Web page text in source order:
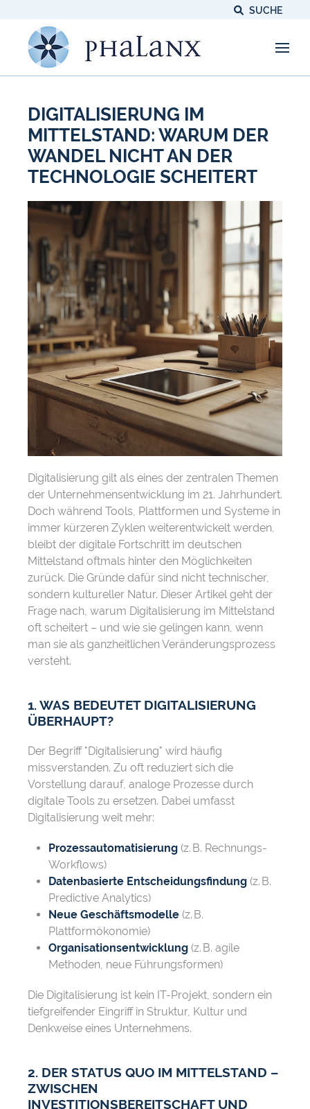
SUCHE
DIGITALISIERUNG IM
MITTELSTAND: WARUM DER
WANDEL NICHT AN DER
TECHNOLOGIE SCHEITERT
Digitalisierung gilt als eines der zentralen Themen
der Unternehmensentwicklung im 21. Jahrhundert.
Doch während Tools, Plattformen und Systeme in
immer kürzeren Zyklen weiterentwickelt werden,
bleibt der digitale Fortschritt im deutschen
Mittelstand oftmals hinter den Möglichkeiten
zurück. Die Gründe dafür sind nicht technischer,
sondern kultureller Natur. Dieser Artikel geht der
Frage nach, warum Digitalisierung im Mittelstand
oft scheitert – und wie sie gelingen kann, wenn
man sie als ganzheitlichen Veränderungsprozess
versteht.
1. WAS BEDEUTET DIGITALISIERUNG
ÜBERHAUPT?
Der Begriff "Digitalisierung" wird häufig
missverstanden. Zu oft reduziert sich die
Vorstellung darauf, analoge Prozesse durch
digitale Tools zu ersetzen. Dabei umfasst
Digitalisierung weit mehr:
Prozessautomatisierung (z. B. Rechnungs-
Workflows)
Datenbasierte Entscheidungsfindung (z. B.
Predictive Analytics)
Neue Geschäftsmodelle (z. B.
Plattformökonomie)
Organisationsentwicklung (z. B. agile
Methoden, neue Führungsformen)
Die Digitalisierung ist kein IT-Projekt, sondern ein
tiefgreifender Eingriff in Struktur, Kultur und
Denkweise eines Unternehmens.
2. DER STATUS QUO IM MITTELSTAND –
ZWISCHEN
INVESTITIONSBEREITSCHAFT UND